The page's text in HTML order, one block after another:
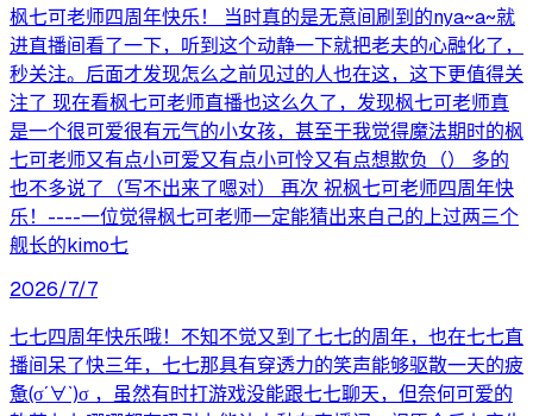
枫七可老师四周年快乐！ 当时真的是无意间刷到的nya~a~就
进直播间看了一下，听到这个动静一下就把老夫的心融化了，
秒关注。后面才发现怎么之前见过的人也在这，这下更值得关
注了 现在看枫七可老师直播也这么久了，发现枫七可老师真
是一个很可爱很有元气的小女孩，甚至于我觉得魔法期时的枫
七可老师又有点小可爱又有点小可怜又有点想欺负（） 多的
也不多说了（写不出来了嗯对） 再次 祝枫七可老师四周年快
乐！----一位觉得枫七可老师一定能猜出来自己的上过两三个
舰长的kimo七
2026/7/7
七七四周年快乐哦！不知不觉又到了七七的周年，也在七七直
播间呆了快三年，七七那具有穿透力的笑声能够驱散一天的疲
惫(σ´∀`)σ ，虽然有时打游戏没能跟七七聊天，但奈何可爱的